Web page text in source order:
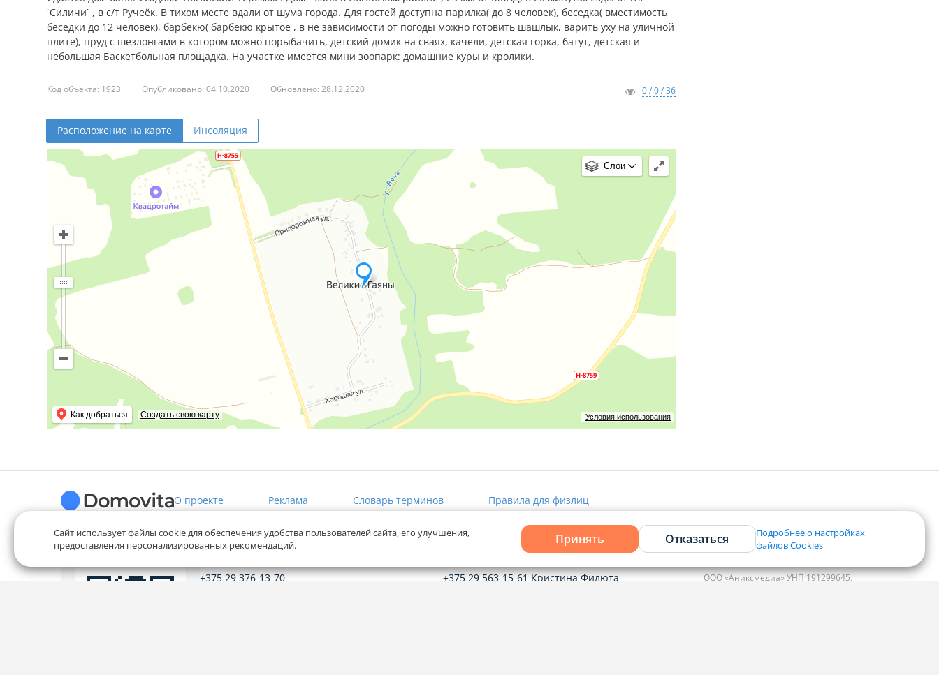
`Силичи` , в с/т Ручеёк. В тихом месте вдали от шума города. Для гостей доступна парилка( до 8 человек), беседка( вместимость
беседки до 12 человек), барбекю( барбекю крытое , в не зависимости от погоды можно готовить шашлык, варить уху на уличной
плите), пруд с шезлонгами в котором можно порыбачить, детский домик на сваях, качели, детская горка, батут, детская и
небольшая Баскетбольная площадка. На участке имеется мини зоопарк: домашние куры и кролики.
Код объекта: 1923 Опубликовано: 04.10.2020 Обновлено: 28.12.2020 0 / 0 / 36
Расположение на карте Инсоляция
Условия использования
Как добраться Создать свою карту
Слои
О проекте Реклама Словарь терминов Правила для физлиц
Служба заботы
+375 29 376-13-70
Рекламное сотрудничество
+375 29 563-15-61 Кристина Филюта
Контакты
ООО «Аниксмедиа» УНП 191299645,
Сайт использует файлы cookie для обеспечения удобства пользователей сайта, его улучшения,
предоставления персонализированных рекомендаций.
Принять Отказаться
Подробнее о настройках
файлов Cookies